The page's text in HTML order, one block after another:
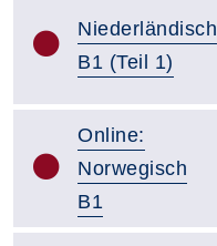
Niederländisch
B1 (Teil 1)
Online:
Norwegisch
B1